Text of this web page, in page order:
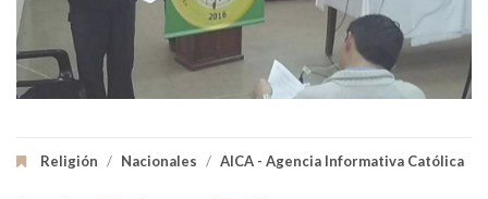
Religión / Nacionales / AICA - Agencia Informativa Católica